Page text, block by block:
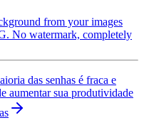
from your images
No watermark, completely
das senhas é fraca e
aumentar sua produtividade